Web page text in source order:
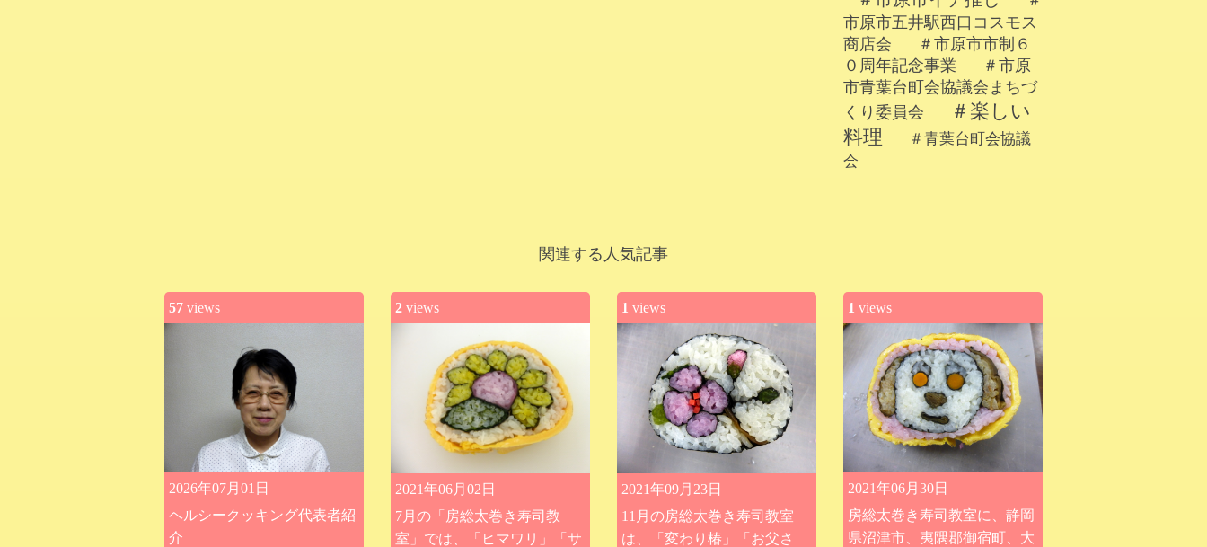
市原市五井駅西口コスモス
商店会
＃市原市市制６
０周年記念事業
＃市原
市青葉台町会協議会まちづ
くり委員会
＃楽しい
料理
＃青葉台町会協議
会
関連する人気記事
57 views
2026年07月01日
ヘルシークッキング代表者紹
介
2 views
2021年06月02日
7月の「房総太巻き寿司教
室」では、「ヒマワリ」「サ
1 views
2021年09月23日
11月の房総太巻き寿司教室
は、「変わり椿」「お父さ
1 views
2021年06月30日
房総太巻き寿司教室に、静岡
県沼津市、夷隅郡御宿町、大